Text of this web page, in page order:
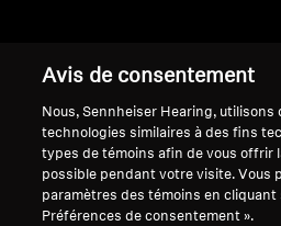
Soutien
Avis de consentement
Nous, Sennheiser Hearing, utilisons
technologies similaires à des fins
types de témoins afin de vous offrir
possible pendant votre visite. Vous
paramètres des témoins en cliquant
Préférences de consentement ».